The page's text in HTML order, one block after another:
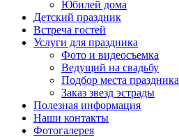
Юбилей дома
Детский праздник
Встреча гостей
Услуги для праздника
Фото и видеосъемка
Ведущий на свадьбу
Подбор места праздника
Заказ звезд эстрады
Полезная информация
Наши контакты
Фотогалерея